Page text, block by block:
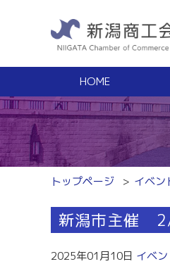
HOME
経営支援
経営相談
無料窓口相談
専門家ネットワーク
経営安定特別相談室
中小企業支援サイト「ミラ
新潟県建設サポートセンタ
税務相談（無料相談窓口）
福利
健康増進サポート
トップページ イベン
新潟市主催 2/
2025年01月10日 イベ